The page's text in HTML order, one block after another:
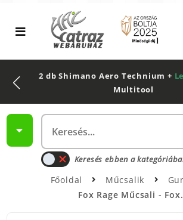
2 db Shimano Aero Technium +
Multitool
Keresés ebben a
Főoldal Műcsalik
Fox Rage Műcsali -